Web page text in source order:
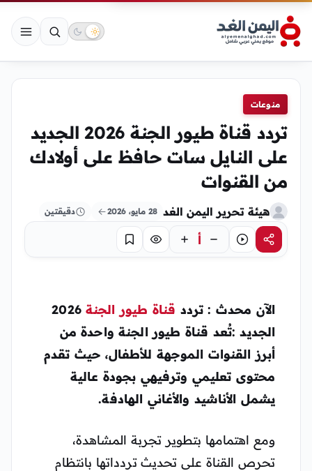
منوعات
تردد قناة طيور الجنة 2026 الجديد
على النايل سات حافظ على أولادك
من القنوات
هيئة تحرير اليمن الغد 28 مايو، 2026 دقيقتين
مشاركةاستماع أ تركيز حفظ
الآن محدث : تردد قناة طيور الجنة2026
الجديد :تُعد قناة طيور الجنةواحدة من
أبرز القنوات الموجهة للأطفال، حيث تقدم
محتوى تعليمي وترفيهي بجودة عالية
يشمل الأناشيد والأغاني الهادفة.
ومع اهتمامها بتطوير تجربة المشاهدة،
تحرص القناة على تحديث تردداتها بانتظام